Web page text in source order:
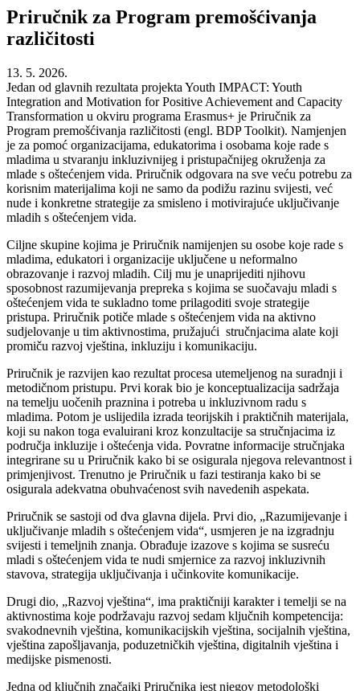
Priručnik za Program premošćivanja
različitosti
13. 5. 2026.
Jedan od glavnih rezultata projekta Youth IMPACT: Youth
Integration and Motivation for Positive Achievement and Capacity
Transformation u okviru programa Erasmus+ je Priručnik za
Program premošćivanja različitosti (engl. BDP Toolkit). Namjenjen
je za pomoć organizacijama, edukatorima i osobama koje rade s
mladima u stvaranju inkluzivnijeg i pristupačnijeg okruženja za
mlade s oštećenjem vida. Priručnik odgovara na sve veću potrebu za
korisnim materijalima koji ne samo da podižu razinu svijesti, već
nude i konkretne strategije za smisleno i motivirajuće uključivanje
mladih s oštećenjem vida.
Ciljne skupine kojima je Priručnik namijenjen su osobe koje rade s
mladima, edukatori i organizacije uključene u neformalno
obrazovanje i razvoj mladih. Cilj mu je unaprijediti njihovu
sposobnost razumijevanja prepreka s kojima se suočavaju mladi s
oštećenjem vida te sukladno tome prilagoditi svoje strategije
pristupa. Priručnik potiče mlade s oštećenjem vida na aktivno
sudjelovanje u tim aktivnostima, pružajući stručnjacima alate koji
promiču razvoj vještina, inkluziju i komunikaciju.
Priručnik je razvijen kao rezultat procesa utemeljenog na suradnji i
metodičnom pristupu. Prvi korak bio je konceptualizacija sadržaja
na temelju uočenih praznina i potreba u inkluzivnom radu s
mladima. Potom je uslijedila izrada teorijskih i praktičnih materijala,
koji su nakon toga evaluirani kroz konzultacije sa stručnjacima iz
područja inkluzije i oštećenja vida. Povratne informacije stručnjaka
integrirane su u Priručnik kako bi se osigurala njegova relevantnost i
primjenjivost. Trenutno je Priručnik u fazi testiranja kako bi se
osigurala adekvatna obuhvaćenost svih navedenih aspekata.
Priručnik se sastoji od dva glavna dijela. Prvi dio, „Razumijevanje i
uključivanje mladih s oštećenjem vida“, usmjeren je na izgradnju
svijesti i temeljnih znanja. Obrađuje izazove s kojima se susreću
mladi s oštećenjem vida te nudi smjernice za razvoj inkluzivnih
stavova, strategija uključivanja i učinkovite komunikacije.
Drugi dio, „Razvoj vještina“, ima praktičniji karakter i temelji se na
aktivnostima koje podržavaju razvoj sedam ključnih kompetencija:
svakodnevnih vještina, komunikacijskih vještina, socijalnih vještina,
vještina zapošljavanja, poduzetničkih vještina, digitalnih vještina i
medijske pismenosti.
Jedna od ključnih značajki Priručnika jest njegov metodološki